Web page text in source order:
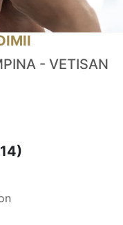
- VETISAN